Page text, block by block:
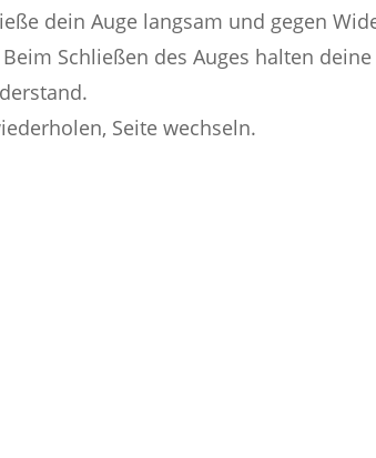
dein Auge langsam und gegen
Beim Schließen des Auges halten
Seite wechseln.